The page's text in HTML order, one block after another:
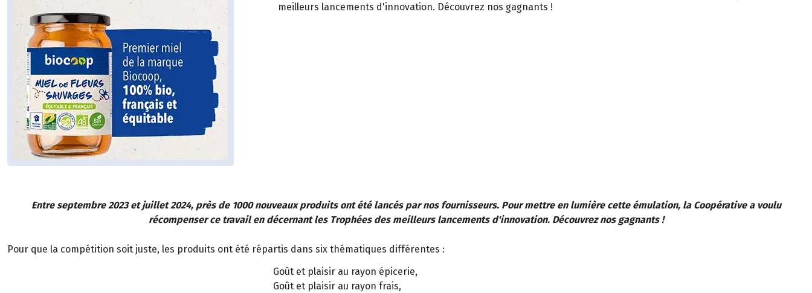
meilleurs lancements d'innovation. Découvrez nos gagnants !
Entre septembre 2023 et juillet 2024, près de 1000 nouveaux produits ont été lancés par nos fournisseurs. Pour mettre en lumière cette émulation, la Coopérative a voulu
récompenser ce travail en décernant les Trophées des meilleurs lancements d'innovation. Découvrez nos gagnants !
Pour que la compétition soit juste, les produits ont été répartis dans six thématiques différentes :
Goût et plaisir au rayon épicerie,
Goût et plaisir au rayon frais,